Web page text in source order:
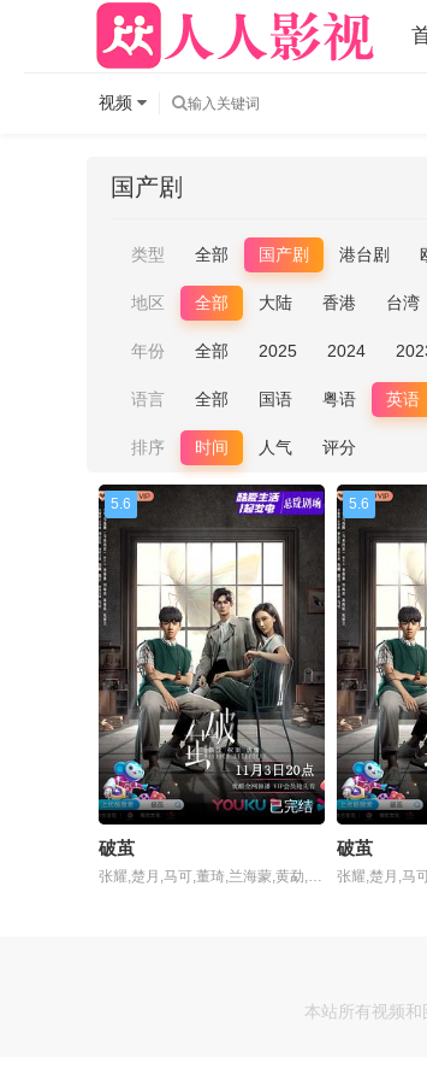
视频
国产剧
类型 全部 国产剧 港台剧
地区 全部 大陆 香港 台湾
年份 全部 2025 2024
语言 全部 国语 粤语 英语
排序 时间 人气 评分
5.6
已完结
破茧
张耀,楚月,马可,董琦,兰海蒙,黄勐,杨诚诚,扈天翼,梁志港,丁嘉丽,陶红,邢岷山,霍青,马跃
5.6
破茧
本站所有视频